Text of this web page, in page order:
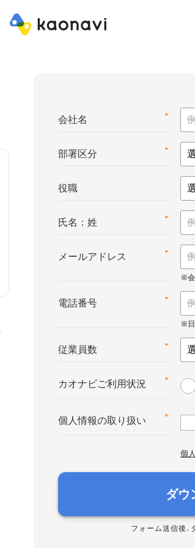
*
会社名
*
部署区分
役職
*
氏名：姓
*
メールアドレス
*
電話番号
*
従業員数
*
カオナビご利用状況
*
個人情報の取り扱い
個
ダウ
フォーム送信後